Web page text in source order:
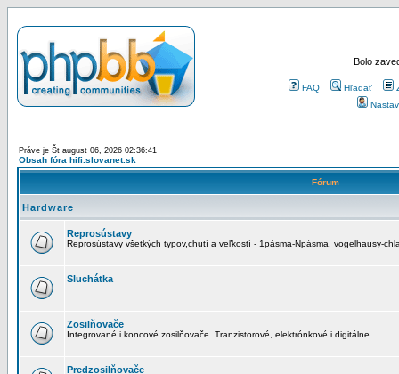
Bolo
FAQ Hľadať
Práve je Št august 06, 2026 02:36:41
Obsah fóra hifi.slovanet.sk
Fórum
Hardware
Reprosústavy
Reprosústavy všetkých typov,chutí a veľkostí - 1pásma-Npásma, vogelhausy-
Sluchátka
Zosilňovače
Integrované i koncové zosilňovače. Tranzistorové, elektrónkové i digitálne.
Predzosilňovače